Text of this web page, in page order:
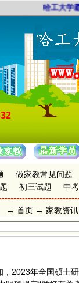
哈工大学霸
做家教常见问题
初三试题 中
→ 首页 → 家教资讯
2023年全国硕士